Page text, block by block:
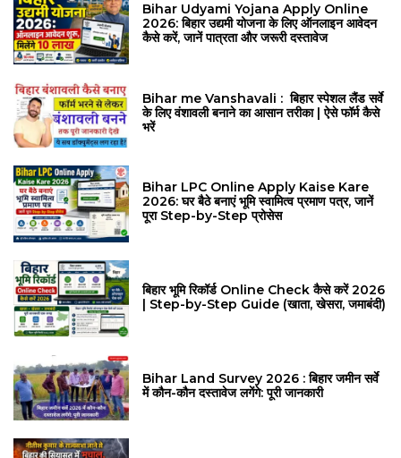
Bihar Udyami Yojana Apply Online
2026: बिहार उद्यमी योजना के लिए ऑनलाइन आवेदन
कैसे करें, जानें पात्रता और जरूरी दस्तावेज
Bihar me Vanshavali : बिहार स्पेशल लैंड सर्वे
के लिए वंशावली बनाने का आसान तरीका | ऐसे फॉर्म कैसे
भरें
Bihar LPC Online Apply Kaise Kare
2026: घर बैठे बनाएं भूमि स्वामित्व प्रमाण पत्र, जानें
पूरा Step-by-Step प्रोसेस
बिहार भूमि रिकॉर्ड Online Check कैसे करें 2026
| Step-by-Step Guide (खाता, खेसरा, जमाबंदी)
Bihar Land Survey 2026 : बिहार जमीन सर्वे
में कौन-कौन दस्तावेज लगेंगे: पूरी जानकारी